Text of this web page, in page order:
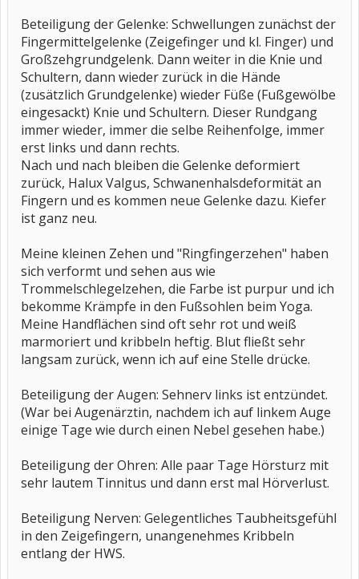
Beteiligung der Gelenke: Schwellungen zunächst der
Fingermittelgelenke (Zeigefinger und kl. Finger) und
Großzehgrundgelenk. Dann weiter in die Knie und
Schultern, dann wieder zurück in die Hände
(zusätzlich Grundgelenke) wieder Füße (Fußgewölbe
eingesackt) Knie und Schultern. Dieser Rundgang
immer wieder, immer die selbe Reihenfolge, immer
erst links und dann rechts.
Nach und nach bleiben die Gelenke deformiert
zurück, Halux Valgus, Schwanenhalsdeformität an
Fingern und es kommen neue Gelenke dazu. Kiefer
ist ganz neu.
Meine kleinen Zehen und "Ringfingerzehen" haben
sich verformt und sehen aus wie
Trommelschlegelzehen, die Farbe ist purpur und ich
bekomme Krämpfe in den Fußsohlen beim Yoga.
Meine Handflächen sind oft sehr rot und weiß
marmoriert und kribbeln heftig. Blut fließt sehr
langsam zurück, wenn ich auf eine Stelle drücke.
Beteiligung der Augen: Sehnerv links ist entzündet.
(War bei Augenärztin, nachdem ich auf linkem Auge
einige Tage wie durch einen Nebel gesehen habe.)
Beteiligung der Ohren: Alle paar Tage Hörsturz mit
sehr lautem Tinnitus und dann erst mal Hörverlust.
Beteiligung Nerven: Gelegentliches Taubheitsgefühl
in den Zeigefingern, unangenehmes Kribbeln
entlang der HWS.